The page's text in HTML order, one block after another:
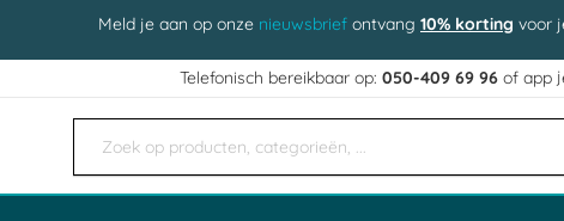
Meld je aan op onze nieuwsbrief ontvang 10% korting voor
Telefonisch bereikbaar op:050-409 69 96 of app j